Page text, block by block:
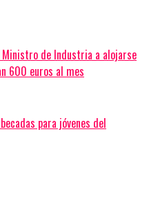
de Industria a alojarse
600 euros al mes
para jóvenes del